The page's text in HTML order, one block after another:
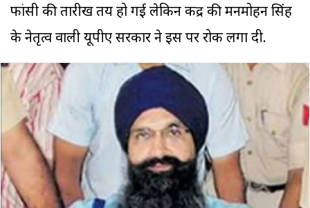
फांसी की तारीख तय हो गई लेकिन केंद्र की मनमोहन सिंह
के नेतृत्व वाली यूपीए सरकार ने इस पर रोक लगा दी.